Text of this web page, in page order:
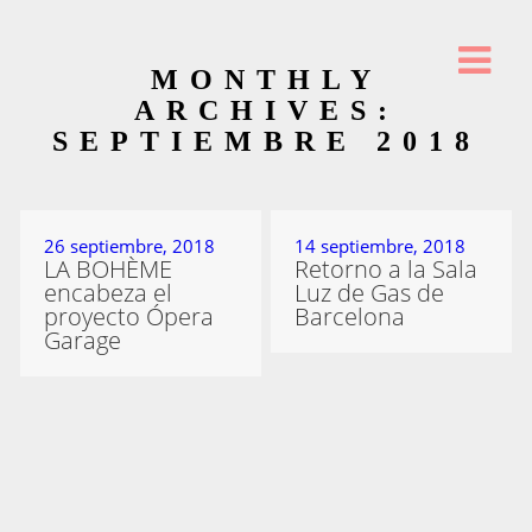
MONTHLY
ARCHIVES:
SEPTIEMBRE 2018
26 septiembre, 2018
LA BOHÈME
encabeza el
proyecto Ópera
Garage
14 septiembre, 2018
Retorno a la Sala
Luz de Gas de
Barcelona